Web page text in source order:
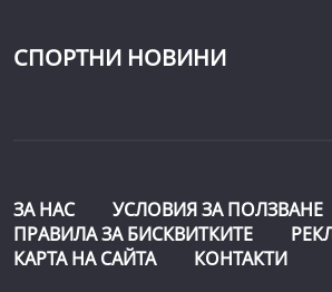
СПОРТНИ НОВИНИ
ЗА НАС
УСЛОВИЯ ЗА ПОЛЗВАНЕ
ПРАВИЛА ЗА БИСКВИТКИТЕ
КАРТА НА САЙТА
КОНТАКТИ